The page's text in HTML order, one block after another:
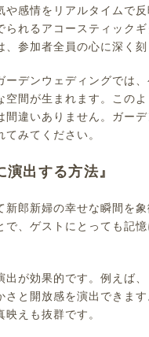
感情をリアルタイムで
れるアコースティック
参加者全員の心に深く刻
デンウェディングでは
間が生まれます。この
間違いありません。ガー
みてください。
演出する方法』
郎新婦の幸せな瞬間を
、ゲストにとっても記
出が効果的です。例えば
さと開放感を演出できま
えも抜群です。